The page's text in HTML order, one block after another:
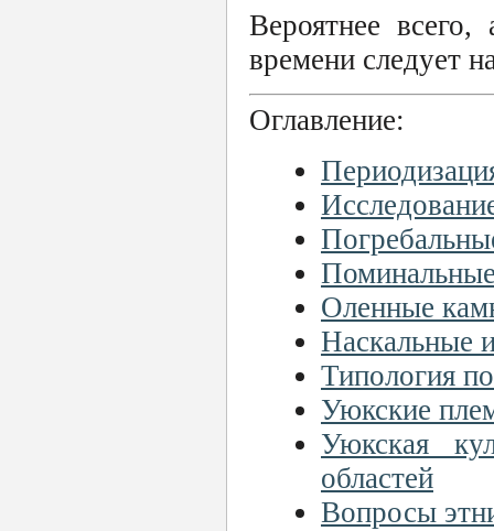
Вероятнее всего,
времени следует
Оглавление:
Оленные
Наскальные
Типология
Уюкские
Уюкская
областей
Вопросы